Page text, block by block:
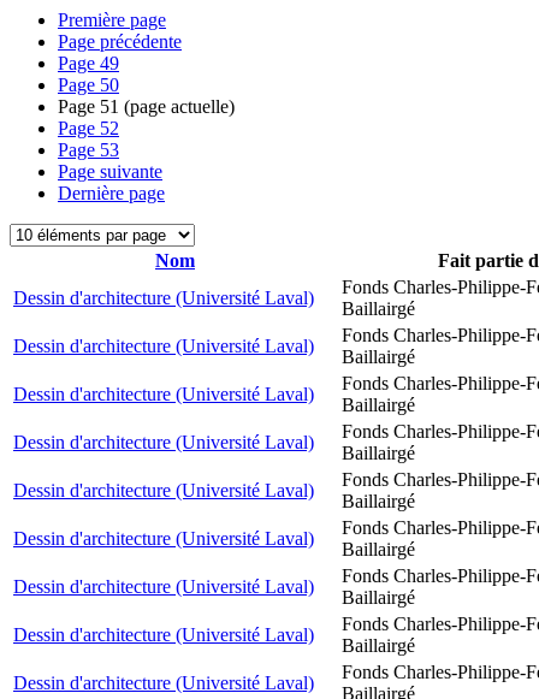
Première page
Page précédente
Page 49
Page 50
Page 51 (page actuelle)
Page 52
Page 53
Page suivante
Dernière page
Nom
Fait partie
Dessin d'architecture (Université Laval)
Fonds Charles-Philippe-
Baillairgé
Dessin d'architecture (Université Laval)
Fonds Charles-Philippe-
Baillairgé
Dessin d'architecture (Université Laval)
Fonds Charles-Philippe-
Baillairgé
Dessin d'architecture (Université Laval)
Fonds Charles-Philippe-
Baillairgé
Dessin d'architecture (Université Laval)
Fonds Charles-Philippe-
Baillairgé
Dessin d'architecture (Université Laval)
Fonds Charles-Philippe-
Baillairgé
Dessin d'architecture (Université Laval)
Fonds Charles-Philippe-
Baillairgé
Dessin d'architecture (Université Laval)
Fonds Charles-Philippe-
Baillairgé
Dessin d'architecture (Université Laval)
Fonds Charles-Philippe-
Baillairgé